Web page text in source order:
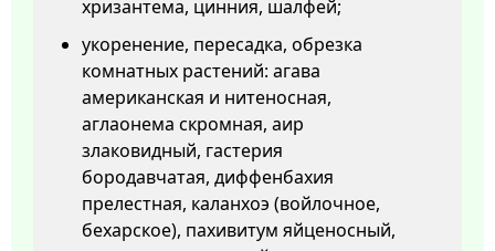
хризантема, цинния, шалфей;
укоренение, пересадка, обрезка
комнатных растений: агава
американская и нитеносная,
аглаонема скромная, аир
злаковидный, гастерия
бородавчатая, диффенбахия
прелестная, каланхоэ (войлочное,
бехарское), пахивитум яйценосный,